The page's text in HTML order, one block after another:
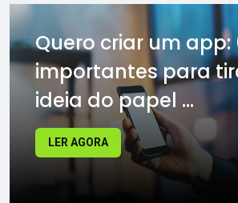
Quero criar um
importantes para
ideia do papel ...
LER AGORA